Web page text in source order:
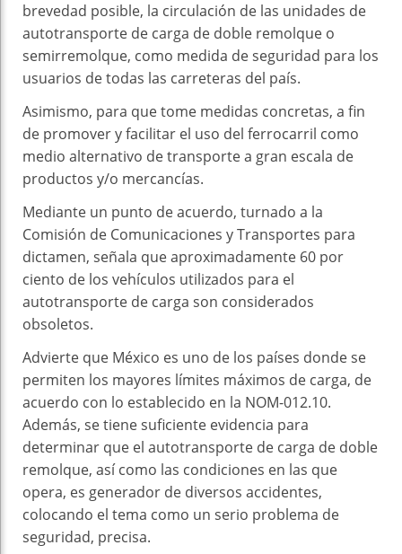
brevedad posible, la circulación de las unidades de
autotransporte de carga de doble remolque o
semirremolque, como medida de seguridad para los
usuarios de todas las carreteras del país.
Asimismo, para que tome medidas concretas, a fin
de promover y facilitar el uso del ferrocarril como
medio alternativo de transporte a gran escala de
productos y/o mercancías.
Mediante un punto de acuerdo, turnado a la
Comisión de Comunicaciones y Transportes para
dictamen, señala que aproximadamente 60 por
ciento de los vehículos utilizados para el
autotransporte de carga son considerados
obsoletos.
Advierte que México es uno de los países donde se
permiten los mayores límites máximos de carga, de
acuerdo con lo establecido en la NOM-012.10.
Además, se tiene suficiente evidencia para
determinar que el autotransporte de carga de doble
remolque, así como las condiciones en las que
opera, es generador de diversos accidentes,
colocando el tema como un serio problema de
seguridad, precisa.